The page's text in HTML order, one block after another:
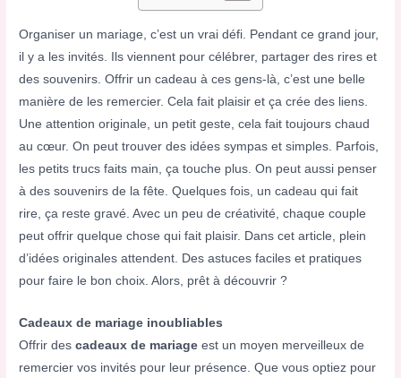
Organiser un mariage, c’est un vrai défi. Pendant ce grand jour,
il y a les invités. Ils viennent pour célébrer, partager des rires et
des souvenirs. Offrir un cadeau à ces gens-là, c’est une belle
manière de les remercier. Cela fait plaisir et ça crée des liens.
Une attention originale, un petit geste, cela fait toujours chaud
au cœur. On peut trouver des idées sympas et simples. Parfois,
les petits trucs faits main, ça touche plus. On peut aussi penser
à des souvenirs de la fête. Quelques fois, un cadeau qui fait
rire, ça reste gravé. Avec un peu de créativité, chaque couple
peut offrir quelque chose qui fait plaisir. Dans cet article, plein
d’idées originales attendent. Des astuces faciles et pratiques
pour faire le bon choix. Alors, prêt à découvrir ?
Cadeaux de mariage inoubliables
Offrir descadeaux de mariage est un moyen merveilleux de
remercier vos invités pour leur présence. Que vous optiez pour